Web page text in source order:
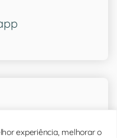
experiência, melhorar o